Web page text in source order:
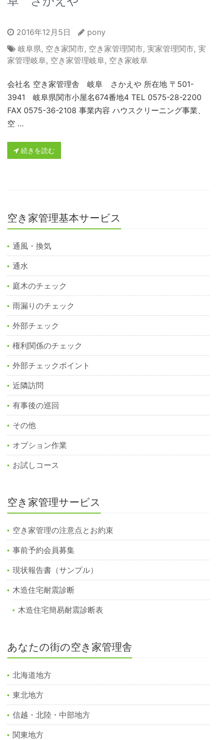
2016年12月5日
pony
岐阜県, 空き家関市, 空き家管理関市, 実家管理関市, 実
家管理岐阜, 空き家管理岐阜, 空き家岐阜
会社名 空き家管理舎 岐阜 さかえや 所在地 〒501-
3941 岐阜県関市小屋名674番地4 TEL 0575-28-2200
FAX 0575-36-2108 事業内容 ハウスクリーニング事業、
空 …
続きを読む
空き家管理基本サービス
通風・換気
通水
庭木のチェック
雨漏りのチェック
外部チェック
権利関係のチェック
外部チェックポイント
近隣訪問
有事後の巡回
その他
オプション作業
お試しコース
空き家管理サービス
空き家管理の注意点とお約束
事前予約会員募集
現状報告書（サンプル）
木造住宅耐震診断
木造住宅簡易耐震診断表
あなたの街の空き家管理舎
北海道地方
東北地方
信越・北陸・中部地方
関東地方